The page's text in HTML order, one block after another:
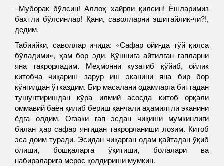
–Муборак бўлсин! Аллоҳ хайрли қилсин! Ёшларимиз
бахтли бўлсинлар! Қани, саволларни эшитайлик-чи?!,
дедим.
Табиийки, саволлар ичида: «Сафар ойи-да тўй қилса
бўладими», ҳам бор эди. Қўшнига айтилган гапларни
яна такрорладим. Меҳмонни кузатиб қўйиб, ойлик
китобча чиқариш зарур иш эканини яна бир бор
кўнгилдан ўтказдим. Бир масалани одамларга биттадан
тушунтиришдан кўра илмий асосда китоб орқали
оммавий баён қилиб бериш қанчали аҳамиятли эканини
ёдга олдим. Оғзаки гап эсдан чиқиши мумкинлиги
билан ҳар сафар янгидан такрорланиши лозим. Китоб
эса доим туради. Эсидан чиқарган одам қайтадан ўқиб
олиши, бошқаларга ўқитиши, болалари ва
набираларига мерос қолдириши мумкин.